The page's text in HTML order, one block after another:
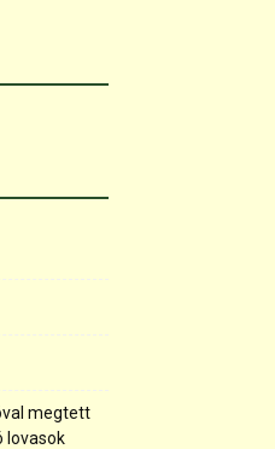
megtett
lovasok